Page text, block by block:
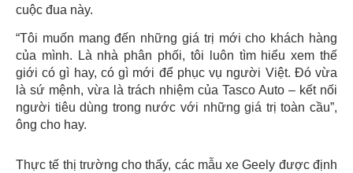
cuộc đua này.
“Tôi muốn mang đến những giá trị mới cho khách hàng
của mình. Là nhà phân phối, tôi luôn tìm hiểu xem thế
giới có gì hay, có gì mới để phục vụ người Việt. Đó vừa
là sứ mệnh, vừa là trách nhiệm của Tasco Auto – kết nối
người tiêu dùng trong nước với những giá trị toàn cầu”,
ông cho hay.
Thực tế thị trường cho thấy, các mẫu xe Geely được định